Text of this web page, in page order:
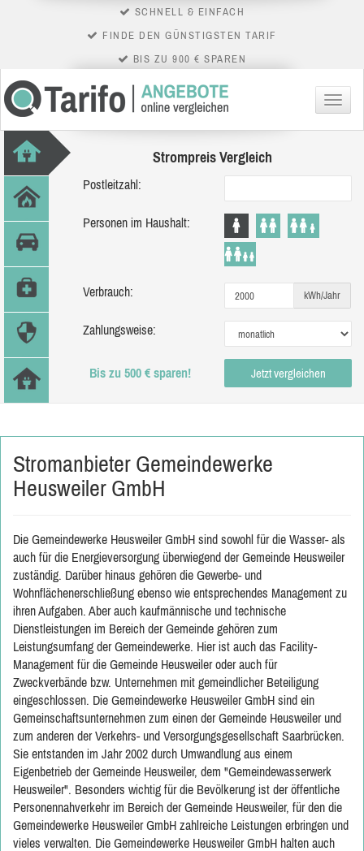
SCHNELL & EINFACH
FINDE DEN GÜNSTIGSTEN TARIF
BIS ZU 900 € SPAREN
Menü
Strompreis Vergleich
Postleitzahl:
Personen im Haushalt:
Verbrauch: kWh/Jahr
Zahlungsweise:
Bis zu 500 € sparen! Jetzt vergleichen
Stromanbieter Gemeindewerke
Heusweiler GmbH
Die Gemeindewerke Heusweiler GmbH sind sowohl für die Wasser- als
auch für die Energieversorgung überwiegend der Gemeinde Heusweiler
zuständig. Darüber hinaus gehören die Gewerbe- und
Wohnflächenerschließung ebenso wie entsprechendes Management zu
ihren Aufgaben. Aber auch kaufmännische und technische
Dienstleistungen im Bereich der Gemeinde gehören zum
Leistungsumfang der Gemeindewerke. Hier ist auch das Facility-
Management für die Gemeinde Heusweiler oder auch für
Zweckverbände bzw. Unternehmen mit gemeindlicher Beteiligung
eingeschlossen. Die Gemeindewerke Heusweiler GmbH sind ein
Gemeinschaftsunternehmen zum einen der Gemeinde Heusweiler und
zum anderen der Verkehrs- und Versorgungsgesellschaft Saarbrücken.
Sie entstanden im Jahr 2002 durch Umwandlung aus einem
Eigenbetrieb der Gemeinde Heusweiler, dem "Gemeindewasserwerk
Heusweiler". Besonders wichtig für die Bevölkerung ist der öffentliche
Personennahverkehr im Bereich der Gemeinde Heusweiler, für den die
Gemeindewerke Heusweiler GmbH zahlreiche Leistungen erbringen und
vieles verwalten. Die Gemeindewerke Heusweiler GmbH halten auch